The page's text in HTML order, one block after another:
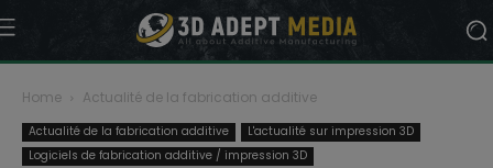
Home Actualité de la fabrication additive
Actualité de la fabrication additive
L'actualité sur impression 3D
Logiciels de fabrication additive / impression 3D